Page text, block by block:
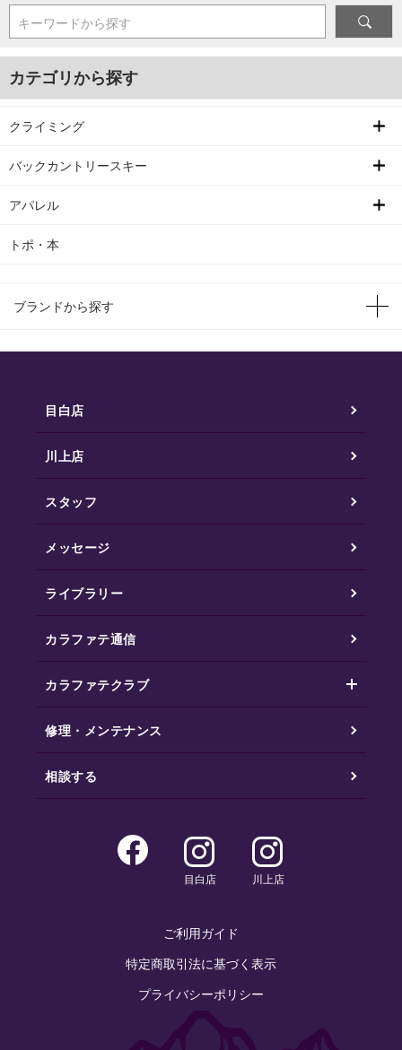
キーワードから探す
カテゴリから探す
クライミング
バックカントリースキー
アパレル
トポ・本
ブランドから探す
目白店
川上店
スタッフ
メッセージ
ライブラリー
カラファテ通信
カラファテクラブ
修理・メンテナンス
相談する
目白店 川上店
ご利用ガイド
特定商取引法に基づく表示
プライバシーポリシー